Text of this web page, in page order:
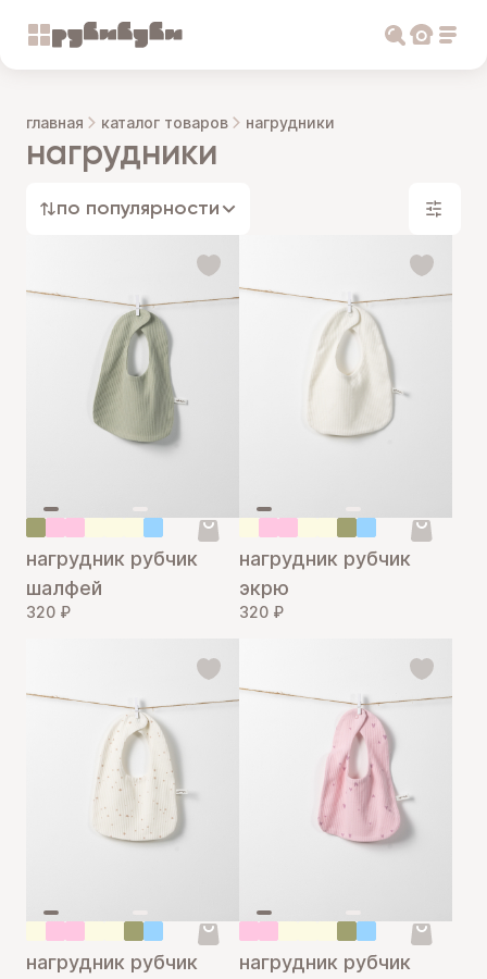
главная каталог товаров нагрудники
нагрудники
по популярности
нагрудник рубчик
шалфей
320 ₽
нагрудник рубчик
экрю
320 ₽
нагрудник рубчик
нагрудник рубчик